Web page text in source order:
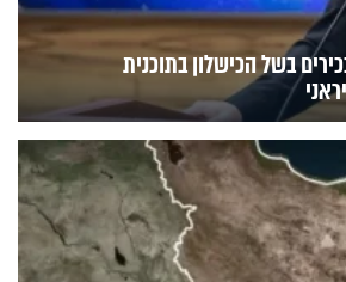
בשל הכישלון בתוכנית